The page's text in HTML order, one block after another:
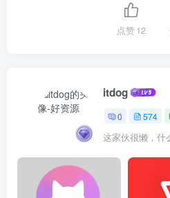
点赞12
itdog
0 574
这家伙很懒，什